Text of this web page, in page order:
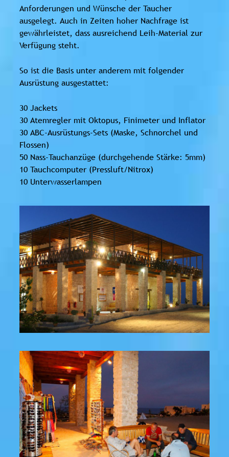
Anforderungen und Wünsche der Taucher
ausgelegt. Auch in Zeiten hoher Nachfrage ist
gewährleistet, dass ausreichend Leih-Material zur
Verfügung steht.
So ist die Basis unter anderem mit folgender
Ausrüstung ausgestattet:
30 Jackets
30 Atemregler mit Oktopus, Finimeter und Inflator
30 ABC-Ausrüstungs-Sets (Maske, Schnorchel und
Flossen)
50 Nass-Tauchanzüge (durchgehende Stärke: 5mm)
10 Tauchcomputer (Pressluft/Nitrox)
10 Unterwasserlampen